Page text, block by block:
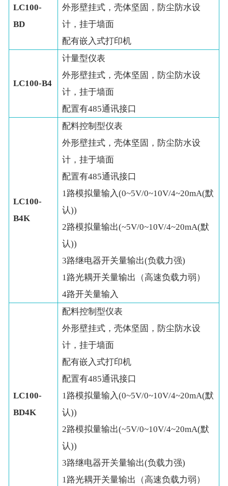
LC100-
BD
外形壁挂式，壳体坚固，防尘防水设
计，挂于墙面
配有嵌入式打印机
LC100-B4
计量型仪表
外形壁挂式，壳体坚固，防尘防水设
计，挂于墙面
配置有485通讯接口
LC100-
B4K
配料控制型仪表
外形壁挂式，壳体坚固，防尘防水设
计，挂于墙面
配置有485通讯接口
1路模拟量输入(0~5V/0~10V/4~20mA(默
认))
2路模拟量输出(~5V/0~10V/4~20mA(默
认))
3路继电器开关量输出(负载力强)
1路光耦开关量输出（高速负载力弱）
4路开关量输入
LC100-
BD4K
配料控制型仪表
外形壁挂式，壳体坚固，防尘防水设
计，挂于墙面
配有嵌入式打印机
配置有485通讯接口
1路模拟量输入(0~5V/0~10V/4~20mA(默
认))
2路模拟量输出(~5V/0~10V/4~20mA(默
认))
3路继电器开关量输出(负载力强)
1路光耦开关量输出（高速负载力弱）